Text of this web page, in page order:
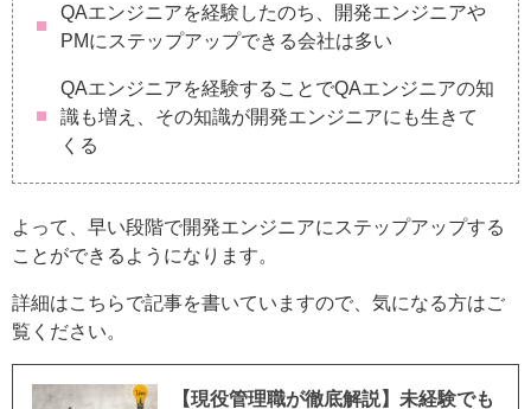
QAエンジニアを経験したのち、開発エンジニアや
PMにステップアップできる会社は多い
QAエンジニアを経験することでQAエンジニアの知
識も増え、その知識が開発エンジニアにも生きて
くる
よって、早い段階で開発エンジニアにステップアップする
ことができるようになります。
詳細はこちらで記事を書いていますので、気になる方はご
覧ください。
【現役管理職が徹底解説】未経験でも